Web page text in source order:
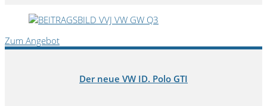
Zum Angebot
Der neue VW ID. Polo GTI